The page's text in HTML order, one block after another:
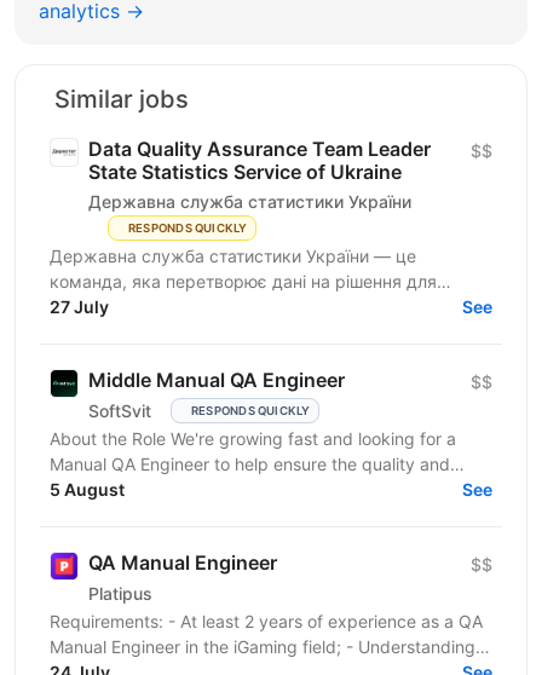
analytics →
Similar jobs
Data Quality Assurance Team Leader
State Statistics Service of Ukraine
Державна служба статистики України
RESPONDS QUICKLY
$$
Державна служба статистики України — це
команда, яка перетворює дані на рішення для
розвитку країни. Ми перебуваємо у процесі
27 July See
Middle Manual QA Engineer
SoftSvit RESPONDS QUICKLY
$$
About the Role We're growing fast and looking for a
Manual QA Engineer to help ensure the quality and
stability of our frontend project. You will work...
5 August See
QA Manual Engineer
Platipus
$$
Requirements: - At least 2 years of experience as a QA
Manual Engineer in the iGaming field; - Understanding